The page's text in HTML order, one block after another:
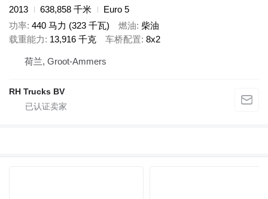
2013
638,858 千米
Euro 5
功率 440 马力 (323 千瓦) 燃油 柴油
载重能力
13,916 千克 车桥配置 8x2
荷兰, Groot-Ammers
RH Trucks BV